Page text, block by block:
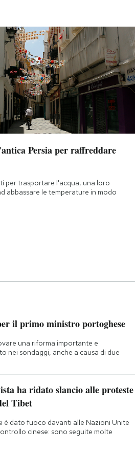
Persia per raffreddare
per trasportare l'acqua, una loro
abbassare le temperature in modo
il primo ministro portoghese
una riforma importante e
nei sondaggi, anche a causa di due
ha ridato slancio alle proteste
Tibet
è dato fuoco davanti alle Nazioni Unite
cinese: sono seguite molte